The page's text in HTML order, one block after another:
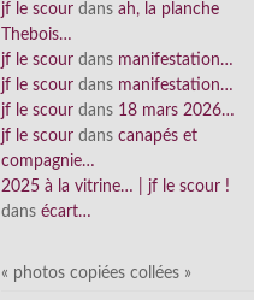
jf le scour dans ah, la planche
Thebois…
jf le scour dans manifestation…
jf le scour dans manifestation…
jf le scour dans 18 mars 2026…
jf le scour dans canapés et
compagnie…
2025 à la vitrine… | jf le scour !
dans écart…
« photos copiées collées »